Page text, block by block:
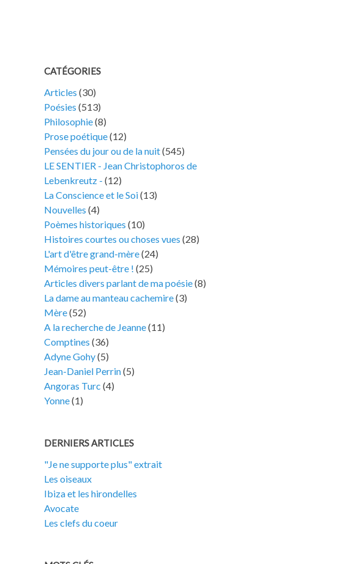
CATÉGORIES
Articles (30)
Poésies (513)
Philosophie(8)
Prose poétique(12)
Pensées du jour ou de la nuit(545)
LE SENTIER - Jean Christophoros de
Lebenkreutz - (12)
La Conscience et le Soi(13)
Nouvelles (4)
Poèmes historiques (10)
Histoires courtes ou choses vues (28)
L'art d'être grand-mère(24)
Mémoires peut-être ! (25)
Articles divers parlant de ma poésie(8)
La dame au manteau cachemire(3)
Mère(52)
A la recherche de Jeanne(11)
Comptines (36)
Adyne Gohy(5)
Jean-Daniel Perrin(5)
Angoras Turc (4)
Yonne(1)
DERNIERS ARTICLES
"Je ne supporte plus" extrait
Les oiseaux
Ibiza et les hirondelles
Avocate
Les clefs du coeur